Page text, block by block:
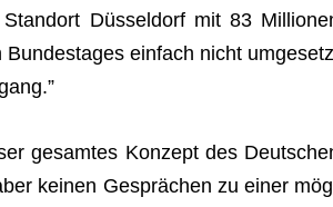
Düs­sel­dorf mit 83
ein­fach nicht
gesam­tes Kon­zept des
kei­nen Gesprä­chen zu einer